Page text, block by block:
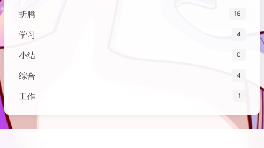
折腾 16
学习 4
小结 0
综合 4
工作 1